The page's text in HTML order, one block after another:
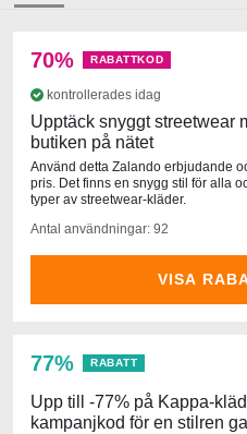
70% RABATTKOD
kontrollerades idag
Upptäck snyggt streetwear
butiken på nätet
Använd detta Zalando erbjudande
pris. Det finns en snygg stil för alla
typer av streetwear-kläder.
Antal användningar: 92
VISA
77% RABATT
Upp till -77% på Kappa-
kampanjkod för en stilren